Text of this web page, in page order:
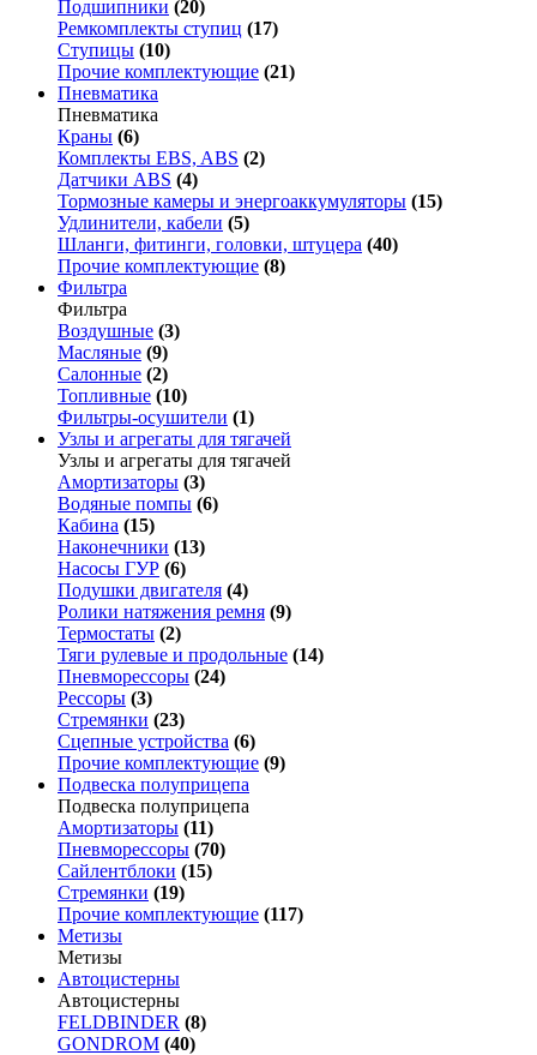
Подшипники (20)
Ремкомплекты ступиц (17)
Ступицы (10)
Прочие комплектующие (21)
Пневматика
Пневматика
Краны (6)
Комплекты EBS, ABS (2)
Датчики ABS (4)
Тормозные камеры и энергоаккумуляторы (15)
Удлинители, кабели (5)
Шланги, фитинги, головки, штуцера (40)
Прочие комплектующие (8)
Фильтра
Фильтра
Воздушные (3)
Масляные (9)
Салонные (2)
Топливные (10)
Фильтры-осушители (1)
Узлы и агрегаты для тягачей
Узлы и агрегаты для тягачей
Амортизаторы (3)
Водяные помпы (6)
Кабина (15)
Наконечники (13)
Насосы ГУР (6)
Подушки двигателя (4)
Ролики натяжения ремня (9)
Термостаты (2)
Тяги рулевые и продольные (14)
Пневморессоры (24)
Рессоры (3)
Стремянки (23)
Сцепные устройства (6)
Прочие комплектующие (9)
Подвеска полуприцепа
Подвеска полуприцепа
Амортизаторы (11)
Пневморессоры (70)
Сайлентблоки (15)
Стремянки (19)
Прочие комплектующие (117)
Метизы
Метизы
Автоцистерны
Автоцистерны
FELDBINDER (8)
GONDROM (40)